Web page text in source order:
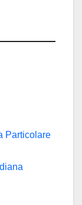
Particolare